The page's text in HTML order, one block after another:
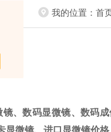
我的位置： 首
、数码显微镜、数码
显微镜、进口显微镜价格